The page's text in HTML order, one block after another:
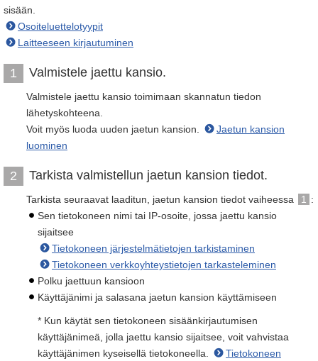
sisään.
Osoiteluettelotyypit
Laitteeseen kirjautuminen
1 Valmistele jaettu kansio.
Valmistele jaettu kansio toimimaan skannatun tiedon
lähetyskohteena.
Voit myös luoda uuden jaetun kansion.
Jaetun kansion
luominen
2 Tarkista valmistellun jaetun kansion tiedot.
Tarkista seuraavat laaditun, jaetun kansion tiedot vaiheessa 1
:
Sen tietokoneen nimi tai IP-osoite, jossa jaettu kansio
sijaitsee
Tietokoneen järjestelmätietojen tarkistaminen
Tietokoneen verkkoyhteystietojen tarkasteleminen
Polku jaettuun kansioon
Käyttäjänimi ja salasana jaetun kansion käyttämiseen
* Kun käytät sen tietokoneen sisäänkirjautumisen
käyttäjänimeä, jolla jaettu kansio sijaitsee, voit vahvistaa
käyttäjänimen kyseisellä tietokoneella.
Tietokoneen